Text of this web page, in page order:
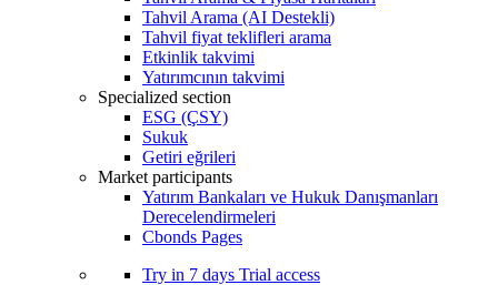
Tahvil Arama (AI Destekli)
Tahvil fiyat teklifleri arama
Etkinlik takvimi
Yatırımcının takvimi
Specialized section
ESG (ÇSY)
Sukuk
Getiri eğrileri
Market participants
Yatırım Bankaları ve Hukuk Danışmanları
Derecelendirmeleri
Cbonds Pages
Try in 7 days Trial access